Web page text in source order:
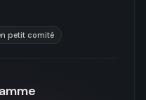
petit comité